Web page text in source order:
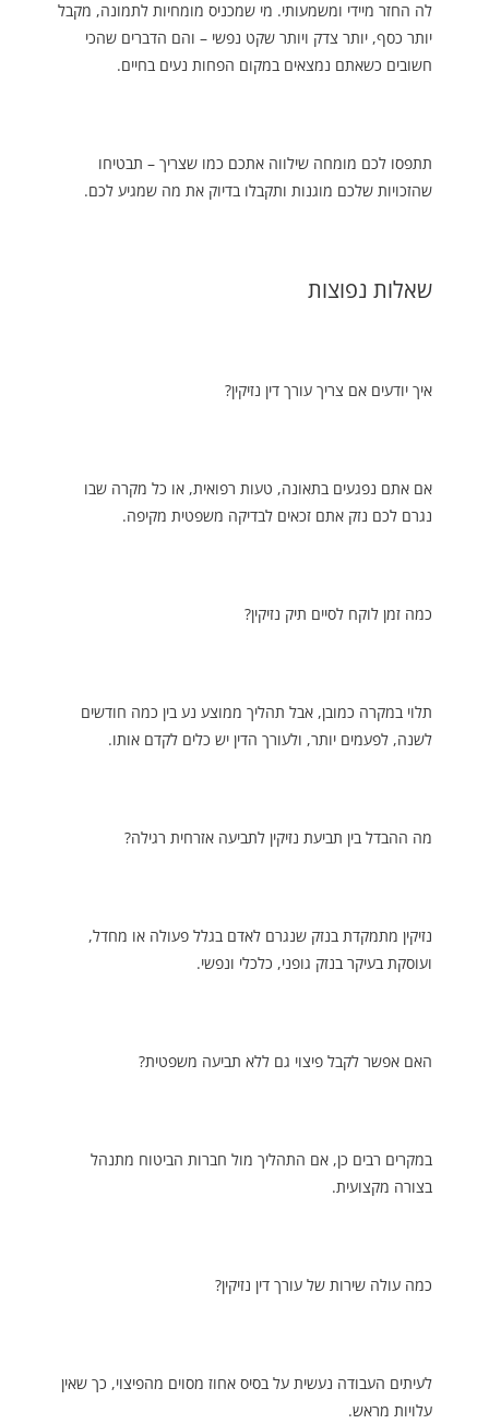
לה החזר מיידי ומשמעותי. מי שמכניס מומחיות לתמונה, מקבל
יותר כסף, יותר צדק ויותר שקט נפשי – והם הדברים שהכי
חשובים כשאתם נמצאים במקום הפחות נעים בחיים.
תתפסו לכם מומחה שילווה אתכם כמו שצריך – תבטיחו
שהזכויות שלכם מוגנות ותקבלו בדיוק את מה שמגיע לכם.
שאלות נפוצות
איך יודעים אם צריך עורך דין נזיקין?
אם אתם נפגעים בתאונה, טעות רפואית, או כל מקרה שבו
נגרם לכם נזק אתם זכאים לבדיקה משפטית מקיפה.
כמה זמן לוקח לסיים תיק נזיקין?
תלוי במקרה כמובן, אבל תהליך ממוצע נע בין כמה חודשים
לשנה, לפעמים יותר, ולעורך הדין יש כלים לקדם אותו.
מה ההבדל בין תביעת נזיקין לתביעה אזרחית רגילה?
נזיקין מתמקדת בנזק שנגרם לאדם בגלל פעולה או מחדל,
ועוסקת בעיקר בנזק גופני, כלכלי ונפשי.
האם אפשר לקבל פיצוי גם ללא תביעה משפטית?
במקרים רבים כן, אם התהליך מול חברות הביטוח מתנהל
בצורה מקצועית.
כמה עולה שירות של עורך דין נזיקין?
לעיתים העבודה נעשית על בסיס אחוז מסוים מהפיצוי, כך שאין
עלויות מראש.